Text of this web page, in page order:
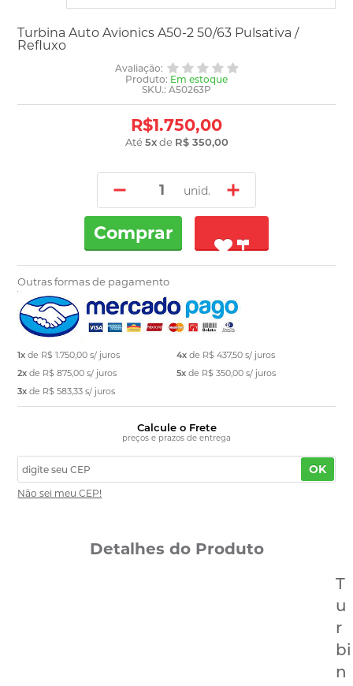
Turbina Auto Avionics A50-2 50/63 Pulsativa /
Refluxo
Avaliação:
Produto: Em estoque
SKU.: A50263P
R$1.750,00
Até5xde R$ 350,00
unid.
Comprar
Outras formas de pagamento
1xde R$ 1.750,00s/ juros
2xde R$ 875,00s/ juros
3xde R$ 583,33s/ juros
4x de R$ 437,50 s/ juros
5x de R$ 350,00 s/ juros
Calcule o Frete
preços e prazos de entrega
OK
Não sei meu CEP!
Detalhes do Produto
T
u
r
bi
n